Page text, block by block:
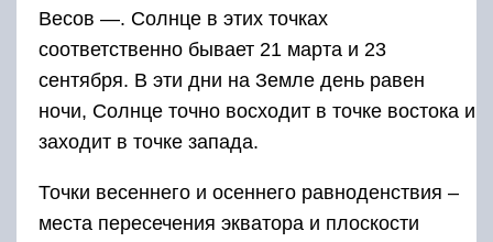
Весов —. Солнце в этих точках
соответственно бывает 21 марта и 23
сентября. В эти дни на Земле день равен
ночи, Солнце точно восходит в точке восто­ка и
заходит в точке запада.
Точки весеннего и осеннего равноденствия –
места пересечения экватора и плоскости